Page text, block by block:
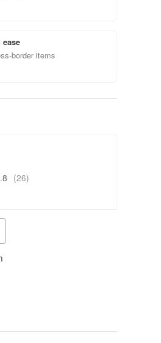
border items
(26)